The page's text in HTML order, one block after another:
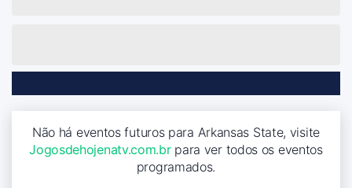
Não há eventos futuros para Arkansas State, visite
Jogosdehojenatv.com.brpara ver todos os eventos
programados.